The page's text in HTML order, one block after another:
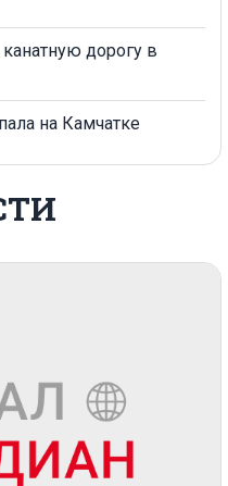
канатную дорогу в
на Камчатке